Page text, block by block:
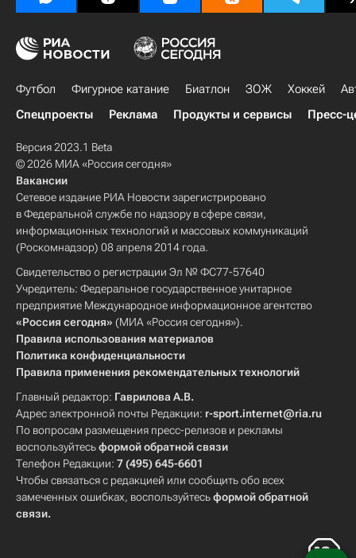
Футбол Фигурное катание Биатлон ЗОЖ Хоккей
Спецпроекты
Реклама Продукты и сервисы Пресс-
Версия 2023.1 Beta
© 2026 МИА «Россия сегодня»
Вакансии
Сетевое издание РИА Новости зарегистрировано
в Федеральной службе по надзору в сфере связи,
информационных технологий и массовых коммуникаций
(Роскомнадзор) 08 апреля 2014 года.
Свидетельство о регистрации Эл № ФС77-57640
Учредитель: Федеральное государственное унитарное
предприятие Международное информационное агентство
«Россия сегодня» (МИА «Россия сегодня»).
Правила использования материалов
Политика конфиденциальности
Правила применения рекомендательных технологий
Главный редактор: Гаврилова А.В.
Адрес электронной почты Редакции: r-sport.internet@ria.ru
По вопросам размещения пресс-релизов и рекламы
воспользуйтесьформой обратной связи
Телефон Редакции: 7 (495) 645-6601
Чтобы связаться с редакцией или сообщить обо всех
замеченных ошибках, воспользуйтесьформой обратной
связи.